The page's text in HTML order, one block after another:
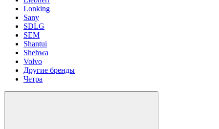
Lonking
Sany
SDLG
SEM
Shantui
Shehwa
Volvo
Другие бренды
Четра